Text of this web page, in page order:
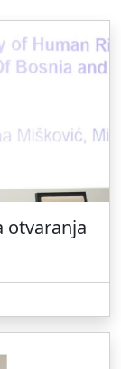
otvaranja